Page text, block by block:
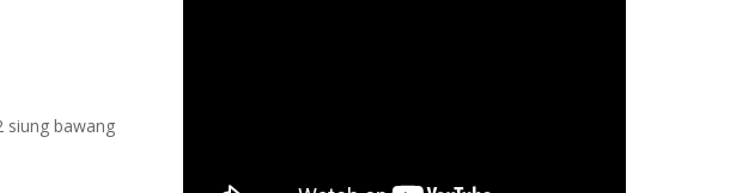
siung bawang